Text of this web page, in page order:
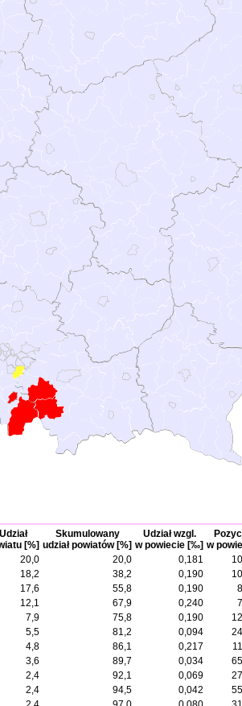
Udział
[%]
Skumulowany
udział powiatów [%]
Udział wzgl.
w powiecie [‰] w
20,0 20,0 0,181
18,2 38,2 0,190
17,6 55,8 0,190
12,1 67,9 0,240
7,9 75,8 0,190
5,5 81,2 0,094
4,8 86,1 0,217
3,6 89,7 0,034
2,4 92,1 0,069
2,4 94,5 0,042